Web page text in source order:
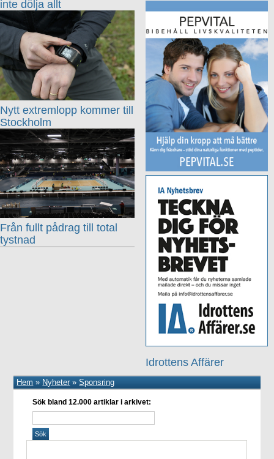
Idrottens Affärer
inte dölja allt
Nytt extremlopp kommer till
Stockholm
Från fullt pådrag till total
tystnad
Hem » Nyheter»Sponsring
Sök bland 12.000 artiklar i arkivet: